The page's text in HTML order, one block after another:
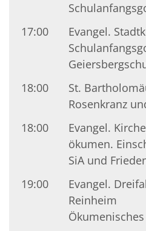
17:00
Evangel.
18:00
St.
Rosenkranz
18:00
Evangel.
ökumen.
SiA und
19:00
Evangel.
Reinheim